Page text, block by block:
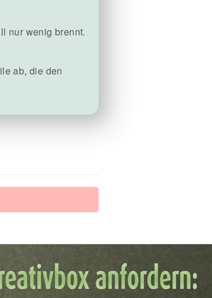
nur wenig brennt.
ab, die den